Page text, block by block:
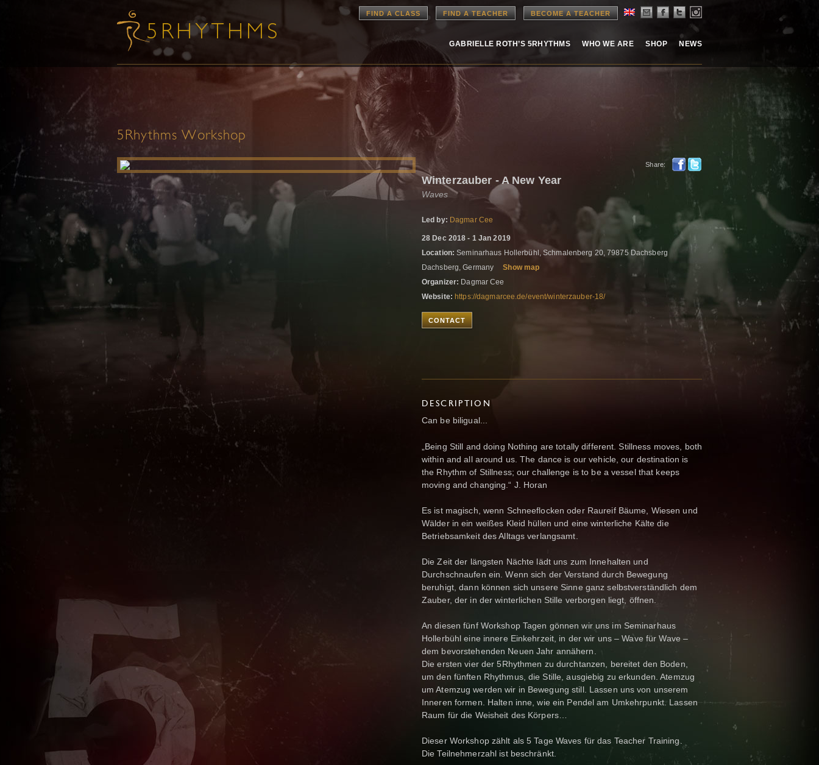
FIND A CLASS FIND A TEACHER BECOME A TEACHER
GABRIELLE ROTH’S 5RHYTHMS WHO WE ARE SHOP NEWS
5Rhythms Workshop
Share:
Winterzauber - A New Year
Waves
Led by: Dagmar Cee
28 Dec 2018 - 1 Jan 2019
Location: Seminarhaus Hollerbühl, Schmalenberg 20, 79875 Dachsberg
Dachsberg, Germany
Show map
Organizer: Dagmar Cee
Website: https://dagmarcee.de/event/winterzauber-18/
CONTACT
DESCRIPTION
Can be biligual...
„Being Still and doing Nothing are totally different. Stillness moves, both
within and all around us. The dance is our vehicle, our destination is
the Rhythm of Stillness; our challenge is to be a vessel that keeps
moving and changing.“ J. Horan
Es ist magisch, wenn Schneeflocken oder Raureif Bäume, Wiesen und
Wälder in ein weißes Kleid hüllen und eine winterliche Kälte die
Betriebsamkeit des Alltags verlangsamt.
Die Zeit der längsten Nächte lädt uns zum Innehalten und
Durchschnaufen ein. Wenn sich der Verstand durch Bewegung
beruhigt, dann können sich unsere Sinne ganz selbstverständlich dem
Zauber, der in der winterlichen Stille verborgen liegt, öffnen.
An diesen fünf Workshop Tagen gönnen wir uns im Seminarhaus
Hollerbühl eine innere Einkehrzeit, in der wir uns – Wave für Wave –
dem bevorstehenden Neuen Jahr annähern.
Die ersten vier der 5Rhythmen zu durchtanzen, bereitet den Boden,
um den fünften Rhythmus, die Stille, ausgiebig zu erkunden. Atemzug
um Atemzug werden wir in Bewegung still. Lassen uns von unserem
Inneren formen. Halten inne, wie ein Pendel am Umkehrpunkt. Lassen
Raum für die Weisheit des Körpers…
Dieser Workshop zählt als 5 Tage Waves für das Teacher Training.
Die Teilnehmerzahl ist beschränkt.